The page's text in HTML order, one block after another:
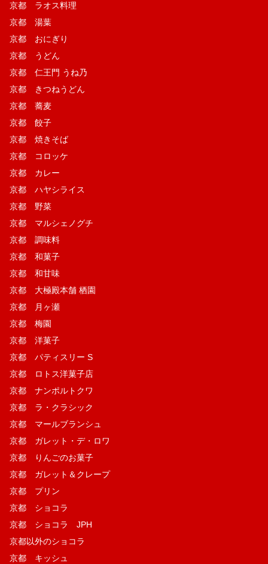
京都 ラオス料理
京都 湯葉
京都 おにぎり
京都 うどん
京都 仁王門 うね乃
京都 きつねうどん
京都 蕎麦
京都 餃子
京都 焼きそば
京都 コロッケ
京都 カレー
京都 ハヤシライス
京都 野菜
京都 マルシェノグチ
京都 調味料
京都 和菓子
京都 和甘味
京都 大極殿本舗 栖園
京都 月ヶ瀬
京都 梅園
京都 洋菓子
京都 パティスリー S
京都 ロトス洋菓子店
京都 ナンポルトクワ
京都 ラ・クラシック
京都 マールブランシュ
京都 ガレット・デ・ロワ
京都 りんごのお菓子
京都 ガレット＆クレープ
京都 プリン
京都 ショコラ
京都 ショコラ JPH
京都以外のショコラ
京都 キッシュ